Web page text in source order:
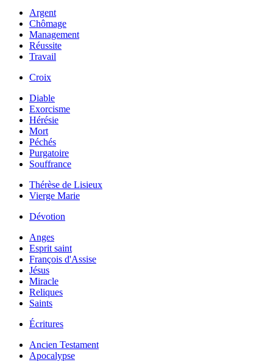
Argent
Chômage
Management
Réussite
Travail
Croix
Diable
Exorcisme
Hérésie
Mort
Péchés
Purgatoire
Souffrance
Thérèse de Lisieux
Vierge Marie
Dévotion
Anges
Esprit saint
François d'Assise
Jésus
Miracle
Reliques
Saints
Écritures
Ancien Testament
Apocalypse